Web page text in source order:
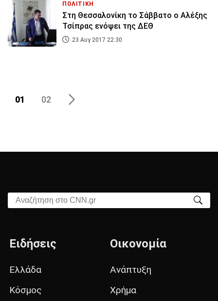
ΠΟΛΙΤΙΚΗ
Στη Θεσσαλονίκη το Σάββατο ο Αλέξης
Τσίπρας ενόψει της ΔΕΘ
23 Αυγ 2017 22:30
01 02
Αναζήτηση στο CNN.gr
Ειδήσεις
Ελλάδα
Κόσμος
Οικονομία
Ανάπτυξη
Χρήμα